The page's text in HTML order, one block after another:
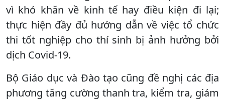
vì khó khăn về kinh tế hay điều kiện đi lại;
thực hiện đầy đủ hướng dẫn về việc tổ chức
thi tốt nghiệp cho thí sinh bị ảnh hưởng bởi
dịch Covid-19.
Bộ Giáo dục và Đào tạo cũng đề nghị các địa
phương tăng cường thanh tra, kiểm tra, giám